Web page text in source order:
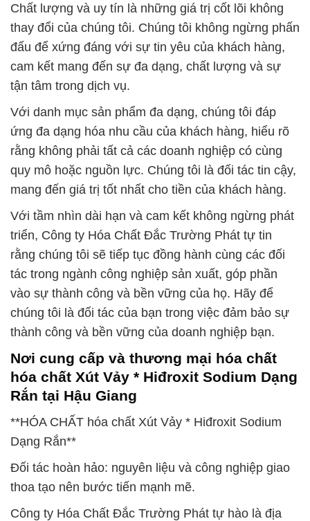
Chất lượng và uy tín là những giá trị cốt lõi không
thay đổi của chúng tôi. Chúng tôi không ngừng phấn
đấu để xứng đáng với sự tin yêu của khách hàng,
cam kết mang đến sự đa dạng, chất lượng và sự
tận tâm trong dịch vụ.
Với danh mục sản phẩm đa dạng, chúng tôi đáp
ứng đa dạng hóa nhu cầu của khách hàng, hiểu rõ
rằng không phải tất cả các doanh nghiệp có cùng
quy mô hoặc nguồn lực. Chúng tôi là đối tác tin cậy,
mang đến giá trị tốt nhất cho tiền của khách hàng.
Với tầm nhìn dài hạn và cam kết không ngừng phát
triển, Công ty Hóa Chất Đắc Trường Phát tự tin
rằng chúng tôi sẽ tiếp tục đồng hành cùng các đối
tác trong ngành công nghiệp sản xuất, góp phần
vào sự thành công và bền vững của họ. Hãy để
chúng tôi là đối tác của bạn trong việc đảm bảo sự
thành công và bền vững của doanh nghiệp bạn.
Nơi cung cấp và thương mại hóa chất
hóa chất Xút Vảy * Hiđroxit Sodium Dạng
Rắn tại Hậu Giang
**HÓA CHẤT hóa chất Xút Vảy * Hiđroxit Sodium
Dạng Rắn**
Đối tác hoàn hảo: nguyên liệu và công nghiệp giao
thoa tạo nên bước tiến mạnh mẽ.
Công ty Hóa Chất Đắc Trường Phát tự hào là địa